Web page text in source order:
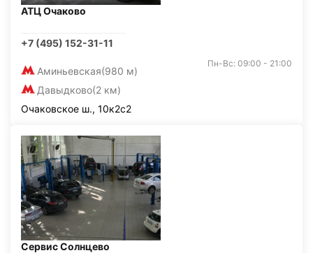
АТЦ Очаково
+7 (495) 152-31-11
Аминьевская(980 м)
Давыдково(2 км)
Пн-Вс: 09:00 - 21:00
Очаковское ш., 10к2с2
Сервис Солнцево